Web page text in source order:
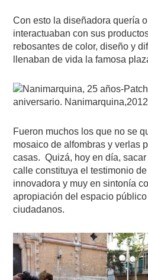
Con esto la diseñadora quería
interactuaban con sus
rebosantes de color, diseño y
llenaban de vida la famosa
aniversario.
Fueron muchos los que no se
mosaico de alfombras y verlas
casas. Quizá, hoy en día,
calle constituya el testimonio
innovadora y muy en sintonía
apropiación del espacio
ciudadanos.